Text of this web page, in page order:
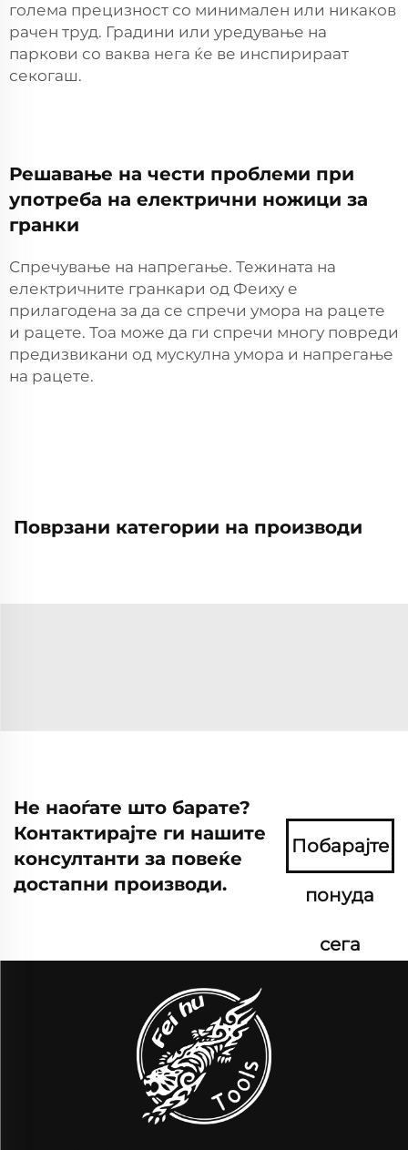
голема прецизност со минимален или никаков
рачен труд. Градини или уредување на
паркови со ваква нега ќе ве инспирираат
секогаш.
Решавање на чести проблеми при
употреба на електрични ножици за
гранки
Спречување на напрегање. Тежината на
електричните гранкари од Феиху е
прилагодена за да се спречи умора на рацете
и рацете. Тоа може да ги спречи многу повреди
предизвикани од мускулна умора и напрегање
на рацете.
Поврзани категории на производи
Не наоѓате што барате?
Контактирајте ги нашите
консултанти за повеќе
достапни производи.
Побарајте
понуда
сега